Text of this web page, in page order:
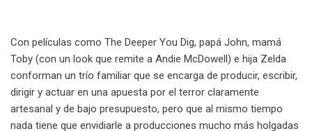
Con películas como The Deeper You Dig, papá John, mamá
Toby (con un look que remite a Andie McDowell) e hija Zelda
conforman un trío familiar que se encarga de producir, escribir,
dirigir y actuar en una apuesta por el terror claramente
artesanal y de bajo presupuesto, pero que al mismo tiempo
nada tiene que envidiarle a producciones mucho más holgadas